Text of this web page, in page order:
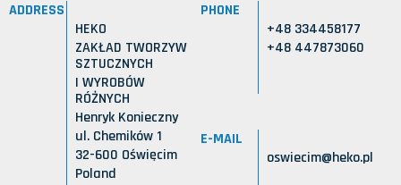
ADDRESS
HEKO
ZAKŁAD TWORZYW
SZTUCZNYCH
I WYROBÓW
RÓŻNYCH
Henryk Konieczny
ul. Chemików 1
32-600 Oświęcim
Poland
PHONE
+48 334458177
+48 447873060
E-MAIL
oswiecim@heko.pl